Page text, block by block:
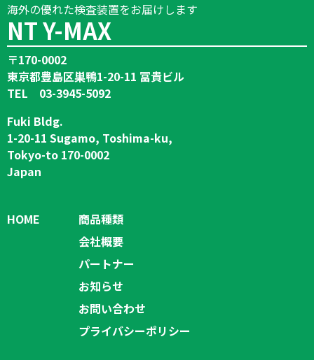
海外の優れた検査装置をお届けします
NT Y-MAX
〒170-0002
東京都豊島区巣鴨1-20-11 冨貴ビル
TEL 03-3945-5092
Fuki Bldg.
1-20-11 Sugamo, Toshima-ku,
Tokyo-to 170-0002
Japan
HOME
商品種類
会社概要
パートナー
お知らせ
お問い合わせ
プライバシーポリシー